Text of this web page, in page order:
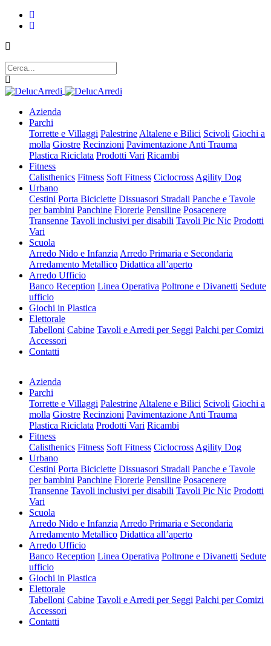
Azienda
Parchi
Torrette e Villaggi Palestrine Altalene e Bilici Scivoli Giochi a
molla Giostre Recinzioni Pavimentazione Anti Trauma
Plastica Riciclata Prodotti Vari Ricambi
Fitness
Calisthenics Fitness Soft Fitness Ciclocross Agility Dog
Urbano
Cestini Porta Biciclette Dissuasori Stradali Panche e Tavole
per bambini Panchine Fiorerie Pensiline Posacenere
Transenne Tavoli inclusivi per disabili Tavoli Pic Nic Prodotti
Vari
Scuola
Arredo Nido e Infanzia Arredo Primaria e Secondaria
Arredamento Metallico Didattica all’aperto
Arredo Ufficio
Banco Reception Linea Operativa Poltrone e Divanetti Sedute
ufficio
Giochi in Plastica
Elettorale
Tabelloni Cabine Tavoli e Arredi per Seggi Palchi per Comizi
Accessori
Contatti
Azienda
Parchi
Torrette e Villaggi Palestrine Altalene e Bilici Scivoli Giochi a
molla Giostre Recinzioni Pavimentazione Anti Trauma
Plastica Riciclata Prodotti Vari Ricambi
Fitness
Calisthenics Fitness Soft Fitness Ciclocross Agility Dog
Urbano
Cestini Porta Biciclette Dissuasori Stradali Panche e Tavole
per bambini Panchine Fiorerie Pensiline Posacenere
Transenne Tavoli inclusivi per disabili Tavoli Pic Nic Prodotti
Vari
Scuola
Arredo Nido e Infanzia Arredo Primaria e Secondaria
Arredamento Metallico Didattica all’aperto
Arredo Ufficio
Banco Reception Linea Operativa Poltrone e Divanetti Sedute
ufficio
Giochi in Plastica
Elettorale
Tabelloni Cabine Tavoli e Arredi per Seggi Palchi per Comizi
Accessori
Contatti